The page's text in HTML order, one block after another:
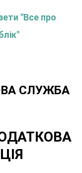
"Все про
СЛУЖБА